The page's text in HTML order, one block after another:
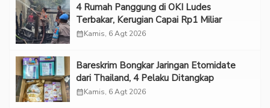
‎4 Rumah Panggung di OKI Ludes
Terbakar, Kerugian Capai Rp1 Miliar
calendar_monthKamis, 6 Agt 2026
Bareskrim Bongkar Jaringan Etomidate
dari Thailand, 4 Pelaku Ditangkap
calendar_monthKamis, 6 Agt 2026